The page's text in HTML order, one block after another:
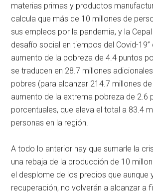
materias primas y productos
calcula que más de 10 millones de
sus empleos por la pandemia, y la
desafío social en tiempos del Covid-19
aumento de la pobreza de 4.4 puntos
se traducen en 28.7 millones
pobres (para alcanzar 214.7 millones
aumento de la extrema pobreza de 2.6
porcentuales, que eleva el total a 83.4
personas en la región.
A todo lo anterior hay que sumarle la
una rebaja de la producción de 10
el desplome de los precios que aunque
recuperación, no volverán a alcanzar a